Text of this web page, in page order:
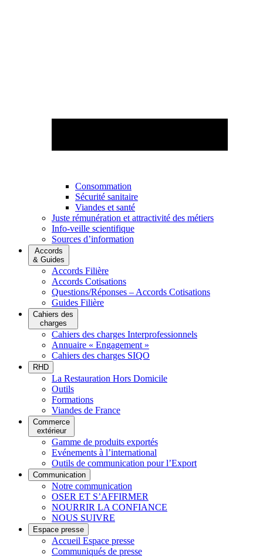
Consommation
Sécurité sanitaire
Viandes et santé
Juste rémunération et attractivité des métiers
Info-veille scientifique
Sources d’information
Accords
& Guides
Accords Filière
Accords Cotisations
Questions/Réponses – Accords Cotisations
Guides Filière
Cahiers des
charges
Cahiers des charges Interprofessionnels
Annuaire « Engagement »
Cahiers des charges SIQO
RHD
La Restauration Hors Domicile
Outils
Formations
Viandes de France
Commerce
extérieur
Gamme de produits exportés
Evénements à l’international
Outils de communication pour l’Export
Communication
Notre communication
OSER ET S’AFFIRMER
NOURRIR LA CONFIANCE
NOUS SUIVRE
Espace presse
Accueil Espace presse
Communiqués de presse